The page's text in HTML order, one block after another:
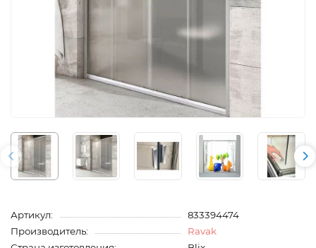
Артикул:
833394474
Производитель:
Ravak